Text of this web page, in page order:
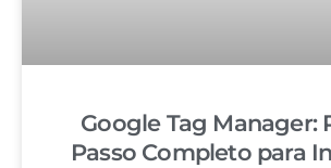
Google Tag Manager:
Passo Completo para